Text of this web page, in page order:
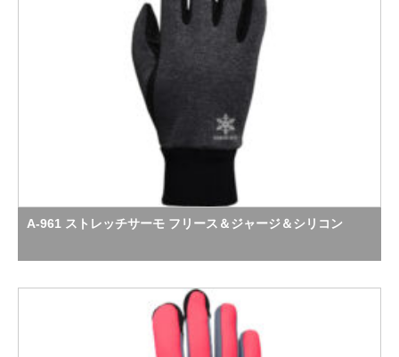
A-961 ストレッチサーモ フリース＆ジャージ＆シリコン